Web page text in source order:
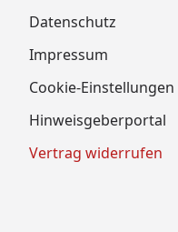
Datenschutz
Impressum
Cookie-Einstellungen
Hinweisgeberportal
Vertrag widerrufen